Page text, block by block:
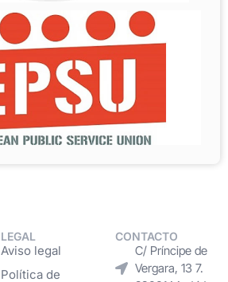
LEGAL
Aviso legal
Política de
CONTACTO
C/ Príncipe de
Vergara, 13 7.